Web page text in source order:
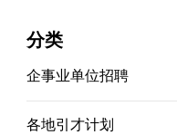
分类
企事业单位招聘
各地引才计划